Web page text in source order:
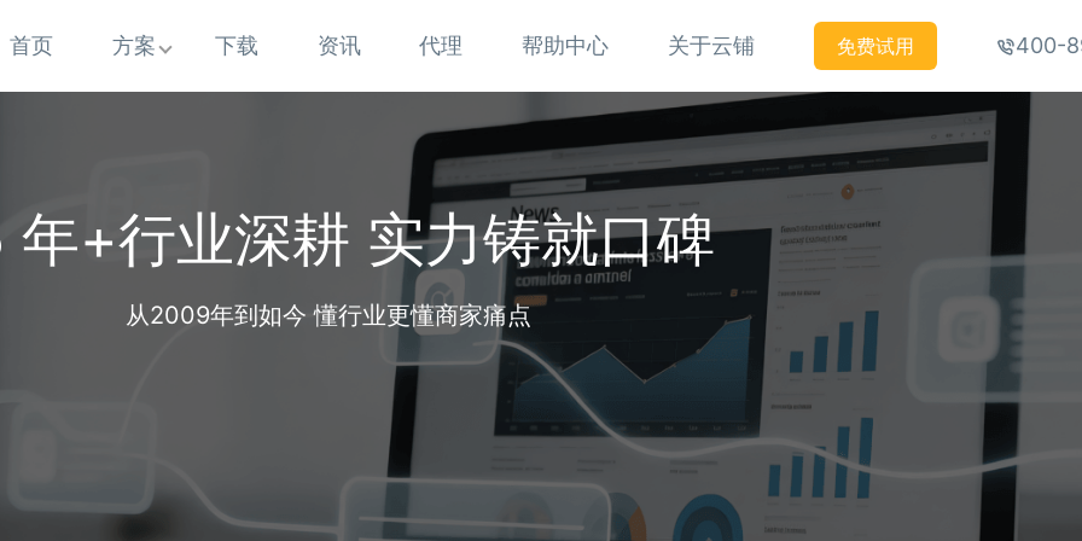
首页 方案 下载 资讯 代理 帮助中心 关于云铺 免费试用 400-
年+行业深耕 实力铸就口碑
从2009年到如今 懂行业更懂商家痛点